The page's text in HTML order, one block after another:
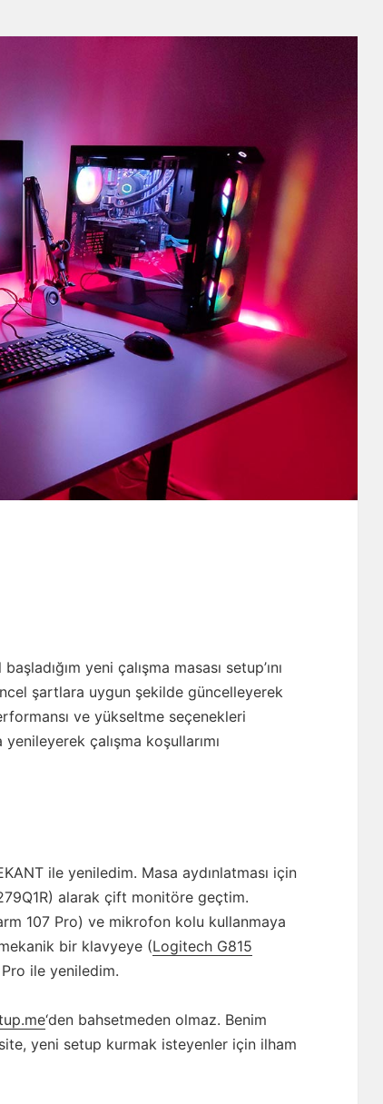
yeni çalışma masası setup’ını
şartlara uygun şekilde güncelleyerek
ve yükseltme seçenekleri
çalışma koşullarımı
ile yeniledim. Masa aydınlatması için
alarak çift monitöre geçtim.
107 Pro) ve mikrofon kolu kullanmaya
bir klavyeye (Logitech G815
ile yeniledim.
‘den bahsetmeden olmaz. Benim
yeni setup kurmak isteyenler için ilham